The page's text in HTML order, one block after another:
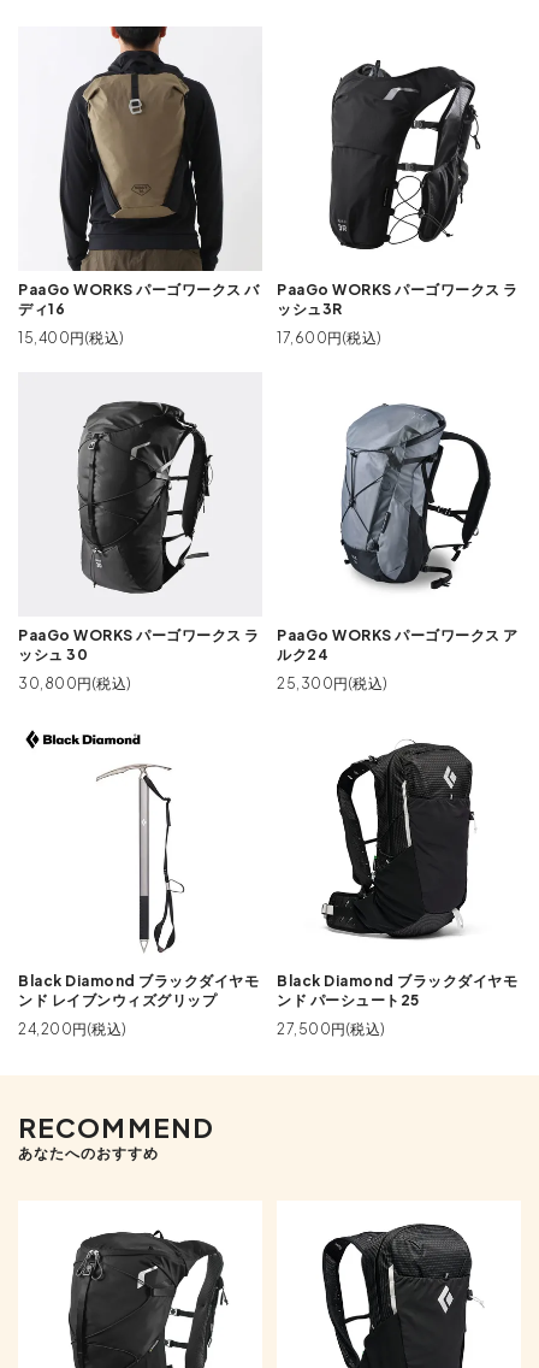
PaaGo WORKS パーゴワークス バ
ディ16
15,400円(税込)
PaaGo WORKS パーゴワークス ラ
ッシュ3R
17,600円(税込)
PaaGo WORKS パーゴワークス ラ
ッシュ 30
30,800円(税込)
PaaGo WORKS パーゴワークス ア
ルク24
25,300円(税込)
Black Diamond ブラックダイヤモ
ンド レイブンウィズグリップ
24,200円(税込)
Black Diamond ブラックダイヤモ
ンド パーシュート25
27,500円(税込)
RECOMMEND
あなたへのおすすめ